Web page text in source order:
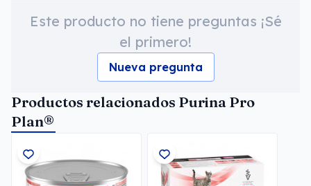
Este producto no tiene preguntas ¡Sé
el primero!
Nueva pregunta
Productos relacionados Purina Pro
Plan®